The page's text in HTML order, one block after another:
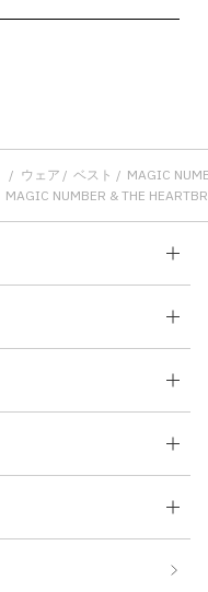
ウェア ベスト
MAGIC
MAGIC NUMBER & THE